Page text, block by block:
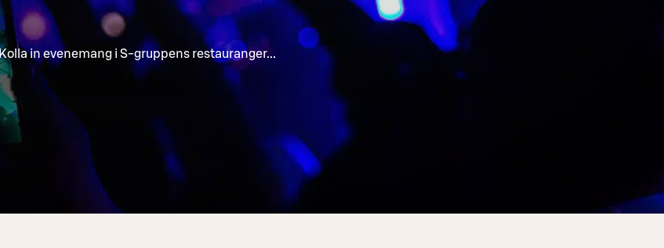
Kolla in evenemang i S-gruppens restauranger...